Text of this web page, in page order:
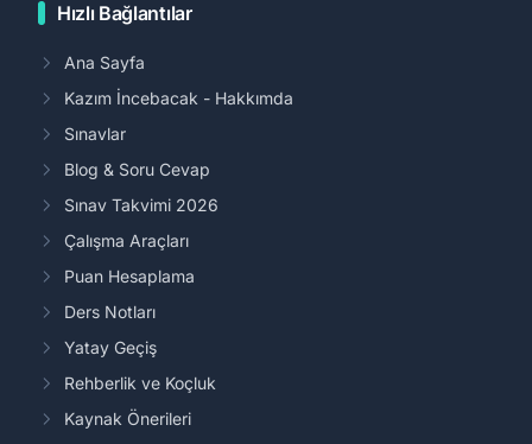
Hızlı Bağlantılar
Ana Sayfa
Kazım İncebacak - Hakkımda
Sınavlar
Blog & Soru Cevap
Sınav Takvimi 2026
Çalışma Araçları
Puan Hesaplama
Ders Notları
Yatay Geçiş
Rehberlik ve Koçluk
Kaynak Önerileri